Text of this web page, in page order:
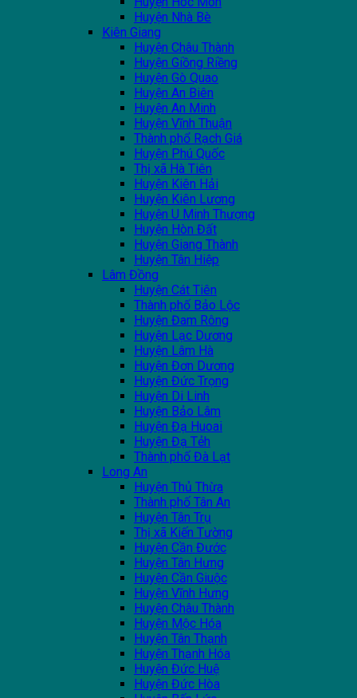
Huyện Nhà Bè
Kiên Giang
Huyện Châu Thành
Huyện Giồng Riềng
Huyện Gò Quao
Huyện An Biên
Huyện An Minh
Huyện Vĩnh Thuận
Thành phổ Rạch Giá
Huyện Phú Quốc
Thị xã Hà Tiên
Huyện Kiên Hải
Huyện Kiên Lương
Huyện U Minh Thượng
Huyện Hòn Đất
Huyện Giang Thành
Huyện Tân Hiệp
Lâm Đồng
Huyện Cát Tiên
Thành phố Bảo Lộc
Huyện Đam Rông
Huyện Lạc Dương
Huyện Lâm Hà
Huyện Đơn Dương
Huyện Đức Trọng
Huyện Di Linh
Huyện Bảo Lâm
Huyện Đạ Huoai
Huyện Đạ Tẻh
Thành phố Đà Lạt
Long An
Huyện Thủ Thừa
Thành phố Tân An
Huyện Tân Trụ
Thị xã Kiến Tường
Huyện Cần Đước
Huyện Tân Hưng
Huyện Cần Giuộc
Huyện Vĩnh Hưng
Huyện Châu Thành
Huyện Mộc Hóa
Huyện Tân Thạnh
Huyện Thạnh Hóa
Huyện Đức Huệ
Huyện Đức Hòa